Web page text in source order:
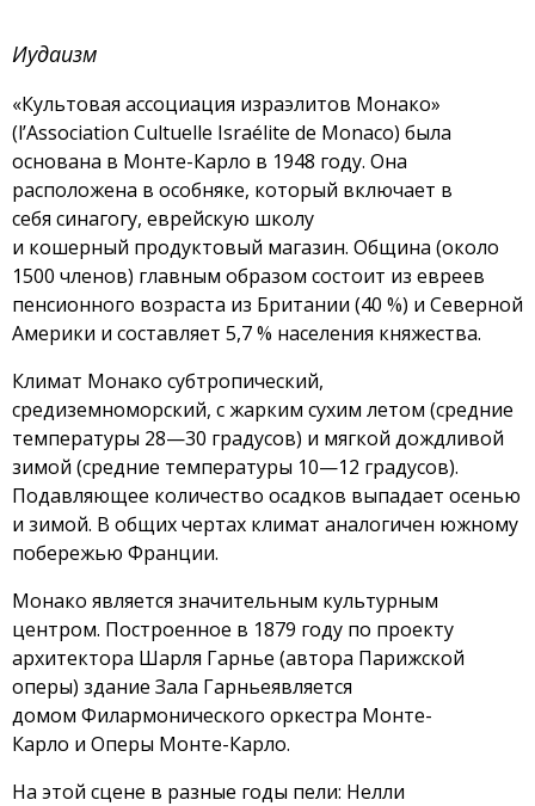
Иудаизм
«Культовая ассоциация израэлитов Монако»
(l’Association Cultuelle Israélite de Monaco) была
основана в Монте-Карло в 1948 году. Она
расположена в особняке, который включает в
себя синагогу, еврейскую школу
и кошерный продуктовый магазин. Община (около
1500 членов) главным образом состоит из евреев
пенсионного возраста из Британии (40 %) и Северной
Америки и составляет 5,7 % населения княжества.
Климат Монако субтропический,
средиземноморский, с жарким сухим летом (средние
температуры 28—30 градусов) и мягкой дождливой
зимой (средние температуры 10—12 градусов).
Подавляющее количество осадков выпадает осенью
и зимой. В общих чертах климат аналогичен южному
побережью Франции.
Монако является значительным культурным
центром. Построенное в 1879 году по проекту
архитектора Шарля Гарнье (автора Парижской
оперы) здание Зала Гарньеявляется
домом Филармонического оркестра Монте-
Карло и Оперы Монте-Карло.
На этой сцене в разные годы пели: Нелли